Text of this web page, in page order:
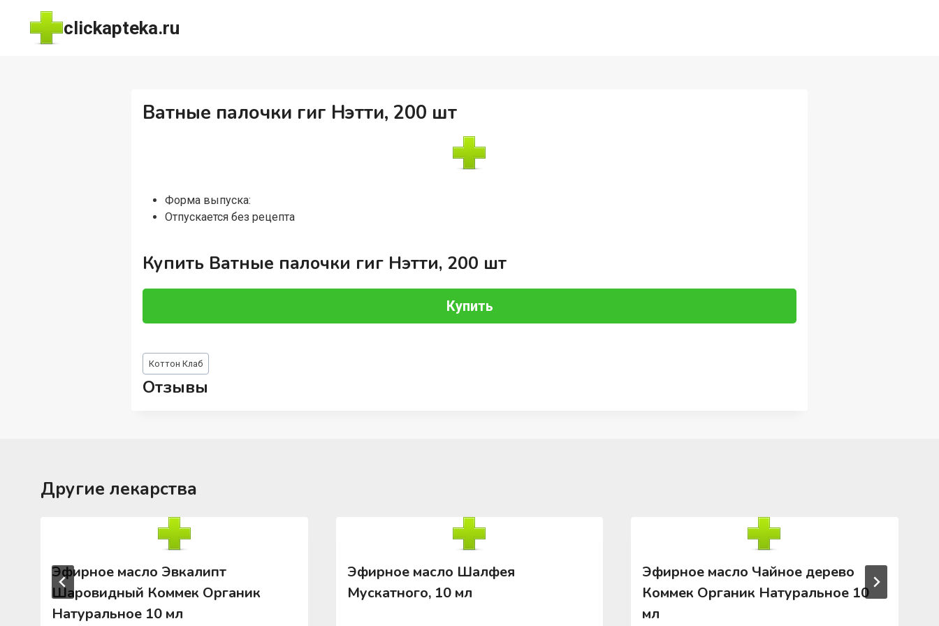
Перейти
содержимому
clickapteka.ru
Ватные палочки гиг Нэтти, 200 шт
Форма выпуска:
Отпускается без рецепта
Купить Ватные палочки гиг Нэтти, 200 шт
Купить
Метки
записи:
Коттон Клаб
Отзывы
Другие лекарства
Эфирное масло Эвкалипт
Шаровидный Коммек Органик
Натуральное 10 мл
Эфирное масло Шалфея
Мускатного, 10 мл
Эфирное масло Чайное дерево
Коммек Органик Натуральное 10
мл